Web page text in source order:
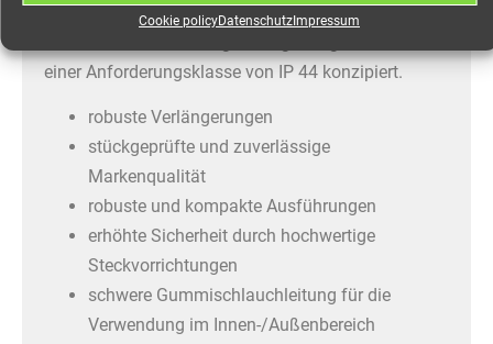
Cookie policyDatenschutz Impressum
Veranstaltungen. Die SIROX® Verlängerungen
einer Anforderungsklasse von IP 44 konzipiert.
robuste Verlängerungen
stückgeprüfte und zuverlässige
Markenqualität
robuste und kompakte Ausführungen
erhöhte Sicherheit durch hochwertige
Steckvorrichtungen
schwere Gummischlauchleitung für die
Verwendung im Innen-/Außenbereich